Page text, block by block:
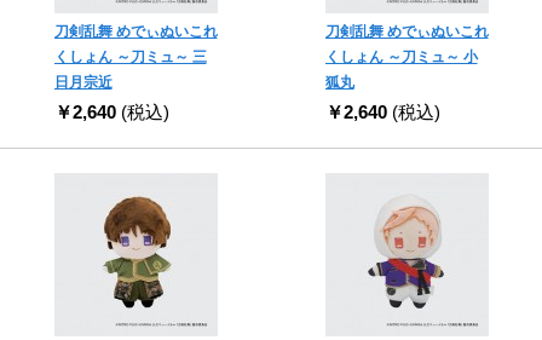
刀剣乱舞 めでぃぬいこれ
くしょん ～刀ミュ～ 三
日月宗近
￥2,640 (税込)
刀剣乱舞 めでぃぬいこれ
くしょん ～刀ミュ～ 小
狐丸
￥2,640 (税込)